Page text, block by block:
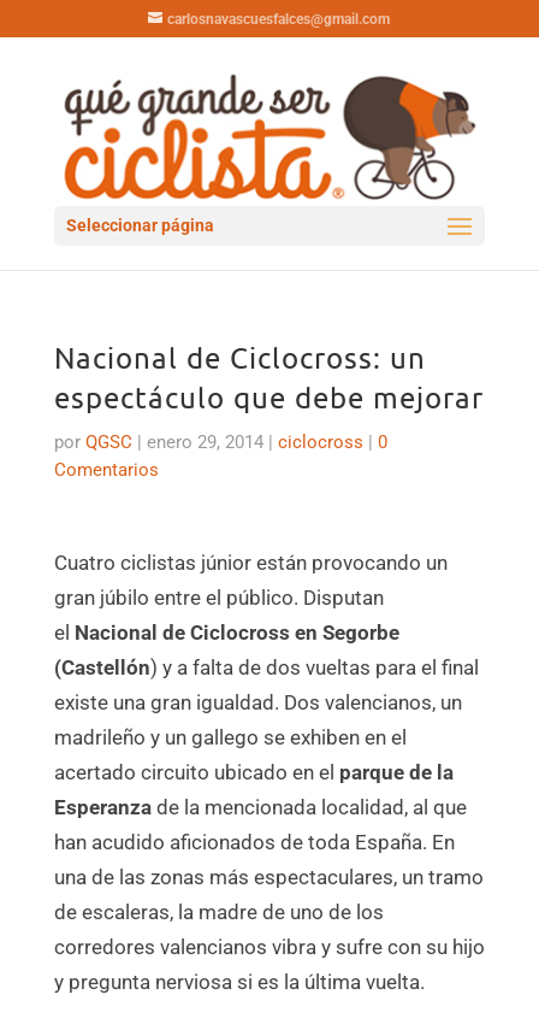
carlosnavascuesfalces@gmail.com
Seleccionar página
Nacional de Ciclocross: un
espectáculo que debe mejorar
por QGSC | enero 29, 2014 | ciclocross | 0
Comentarios
Cuatro ciclistas júnior están provocando un
gran júbilo entre el público. Disputan
el Nacional de Ciclocross en Segorbe
(Castellón) y a falta de dos vueltas para el final
existe una gran igualdad. Dos valencianos, un
madrileño y un gallego se exhiben en el
acertado circuito ubicado en el parque de la
Esperanzade la mencionada localidad, al que
han acudido aficionados de toda España. En
una de las zonas más espectaculares, un tramo
de escaleras, la madre de uno de los
corredores valencianos vibra y sufre con su hijo
y pregunta nerviosa si es la última vuelta.